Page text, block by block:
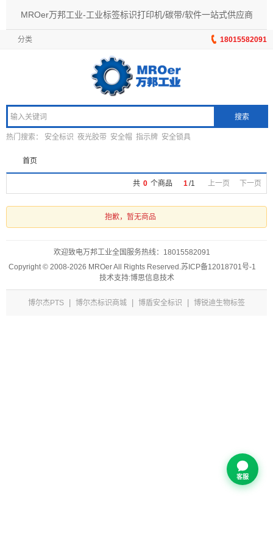
MROer万邦工业-工业标签标识打印机/碳带/软件一站式供应商
18015582091
分类
搜索
热门搜索： 安全标识 夜光胶带 安全帽 指示牌 安全锁具
首页
共 0 个商品 1 /1 上一页 下一页
抱歉，暂无商品
欢迎致电万邦工业全国服务热线： 18015582091
Copyright © 2008-2026 MROer All Rights Reserved. 苏ICP备12018701号-1
技术支持:博思信息技术
博尔杰PTS | 博尔杰标识商城 | 博盾安全标识 | 博锐迪生物标签
客服